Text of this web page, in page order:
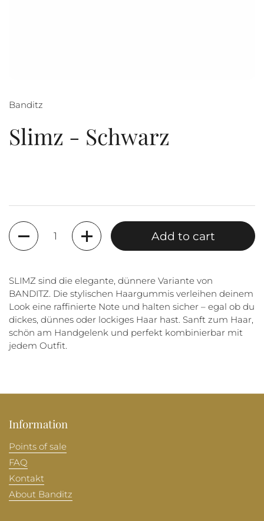
Banditz
Slimz - Schwarz
Quantity
Add to cart
SLIMZ sind die elegante, dünnere Variante von
BANDITZ. Die stylischen Haargummis verleihen deinem
Look eine raffinierte Note und halten sicher – egal ob du
dickes, dünnes oder lockiges Haar hast. Sanft zum Haar,
schön am Handgelenk und perfekt kombinierbar mit
jedem Outfit.
Information
Points of sale
FAQ
Kontakt
About Banditz